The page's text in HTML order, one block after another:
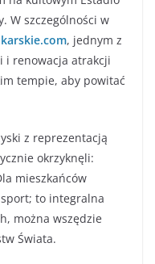
W szczególności w
, jednym z
i renowacja atrakcji
tempie, aby powitać
z reprezentacją
okrzyknęli:
mieszkańców
to integralna
można wszędzie
Świata.